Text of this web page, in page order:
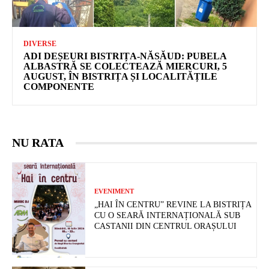
DIVERSE
ADI DEȘEURI BISTRIȚA-NĂSĂUD: PUBELA
ALBASTRĂ SE COLECTEAZĂ MIERCURI, 5
AUGUST, ÎN BISTRIȚA ȘI LOCALITĂȚILE
COMPONENTE
NU RATA
EVENIMENT
„HAI ÎN CENTRU” REVINE LA BISTRIȚA
CU O SEARĂ INTERNAȚIONALĂ SUB
CASTANII DIN CENTRUL ORAȘULUI